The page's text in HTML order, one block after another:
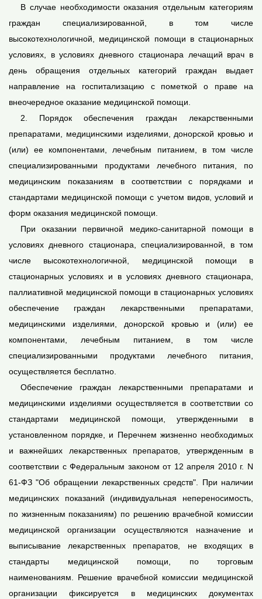
В случае необходимости оказания отдельным категориям
граждан специализированной, в том числе
высокотехнологичной, медицинской помощи в стационарных
условиях, в условиях дневного стационара лечащий врач в
день обращения отдельных категорий граждан выдает
направление на госпитализацию с пометкой о праве на
внеочередное оказание медицинской помощи.
2. Порядок обеспечения граждан лекарственными
препаратами, медицинскими изделиями, донорской кровью и
(или) ее компонентами, лечебным питанием, в том числе
специализированными продуктами лечебного питания, по
медицинским показаниям в соответствии с порядками и
стандартами медицинской помощи с учетом видов, условий и
форм оказания медицинской помощи.
При оказании первичной медико-санитарной помощи в
условиях дневного стационара, специализированной, в том
числе высокотехнологичной, медицинской помощи в
стационарных условиях и в условиях дневного стационара,
паллиативной медицинской помощи в стационарных условиях
обеспечение граждан лекарственными препаратами,
медицинскими изделиями, донорской кровью и (или) ее
компонентами, лечебным питанием, в том числе
специализированными продуктами лечебного питания,
осуществляется бесплатно.
Обеспечение граждан лекарственными препаратами и
медицинскими изделиями осуществляется в соответствии со
стандартами медицинской помощи, утвержденными в
установленном порядке, и Перечнем жизненно необходимых
и важнейших лекарственных препаратов, утвержденным в
соответствии с Федеральным законом от 12 апреля 2010 г. N
61-ФЗ "Об обращении лекарственных средств". При наличии
медицинских показаний (индивидуальная непереносимость,
по жизненным показаниям) по решению врачебной комиссии
медицинской организации осуществляются назначение и
выписывание лекарственных препаратов, не входящих в
стандарты медицинской помощи, по торговым
наименованиям. Решение врачебной комиссии медицинской
организации фиксируется в медицинских документах